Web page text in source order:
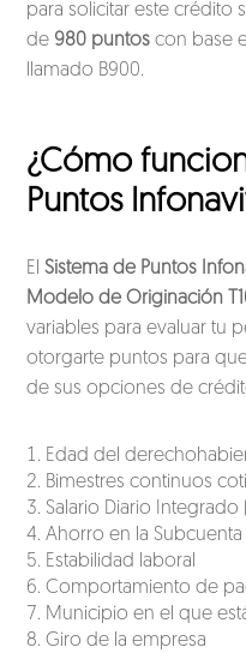
para solicitar este crédito
de 980 puntos con base
llamado B900.
¿Cómo
Puntos
ElSistema de Puntos
Modelo de Originación
variables para evaluar tu
otorgarte puntos para
de sus opciones de
Edad del
Bimestres continuos
Salario Diario Integrado
Ahorro en la
Estabilidad laboral
Comportamiento de
Municipio en el que
Giro de la empresa